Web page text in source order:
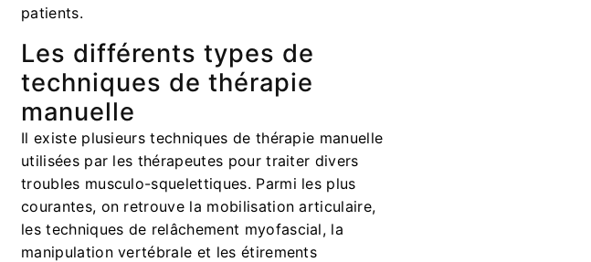
patients.
Les différents types de
techniques de thérapie
manuelle
Il existe plusieurs techniques de thérapie manuelle
utilisées par les thérapeutes pour traiter divers
troubles musculo-squelettiques. Parmi les plus
courantes, on retrouve la mobilisation articulaire,
les techniques de relâchement myofascial, la
manipulation vertébrale et les étirements